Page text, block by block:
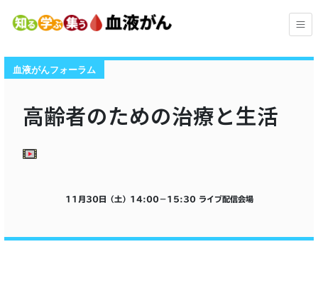
血液がんフォーラム
高齢者のための治療と生活
11月30日（土） 14:00−15:30 ライブ配信会場